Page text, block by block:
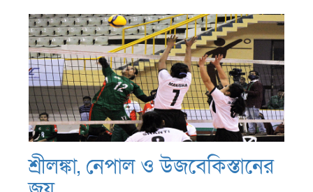
শ্রীলঙ্কা, নেপাল ও উজবেকিস্তানের